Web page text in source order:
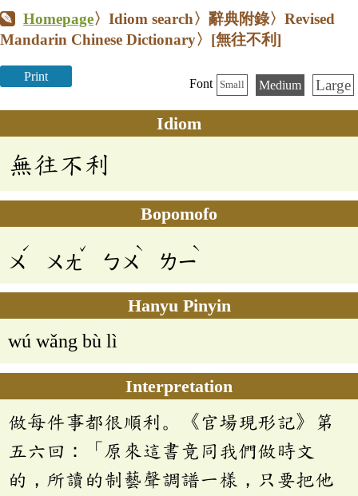
Homepage〉Idiom search〉辭典附錄〉Revised
Mandarin Chinese Dictionary〉 [無往不利]
Print
Font Small Medium Large
Idiom
無往不利
Bopomofo
ㄨ
ˊ
ㄨㄤ
ˇ
ㄅㄨ
ˋ
ㄌㄧ
ˋ
Hanyu Pinyin
wú wǎng bù lì
Interpretation
做每件事都很順利。《官場現形記》第
五六回：「原來這書竟同我們做時文
的，所讀的制藝聲調譜一樣，只要把他